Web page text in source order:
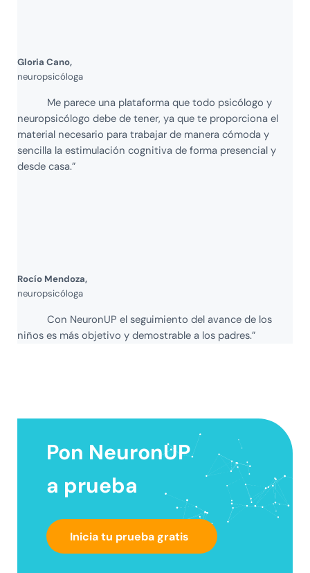
Gloria Cano,
neuropsicóloga
Me parece una plataforma que todo psicólogo y
neuropsicólogo debe de tener, ya que te proporciona el
material necesario para trabajar de manera cómoda y
sencilla la estimulación cognitiva de forma presencial y
desde casa.”
Rocío Mendoza,
neuropsicóloga
Con NeuronUP el seguimiento del avance de los
niños es más objetivo y demostrable a los padres.”
Pon NeuronUP
a prueba
Inicia tu prueba gratis